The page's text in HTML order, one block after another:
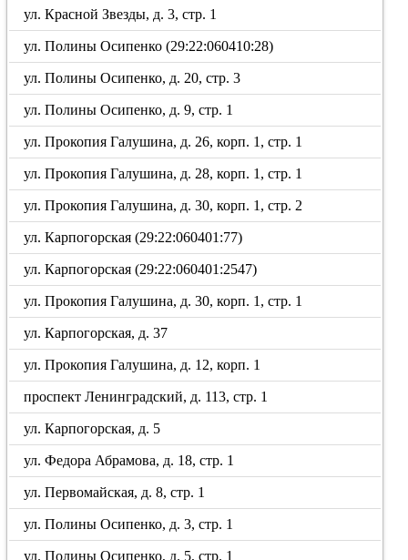
ул. Красной Звезды, д. 3, стр. 1
ул. Полины Осипенко (29:22:060410:28)
ул. Полины Осипенко, д. 20, стр. 3
ул. Полины Осипенко, д. 9, стр. 1
ул. Прокопия Галушина, д. 26, корп. 1, стр. 1
ул. Прокопия Галушина, д. 28, корп. 1, стр. 1
ул. Прокопия Галушина, д. 30, корп. 1, стр. 2
ул. Карпогорская (29:22:060401:77)
ул. Карпогорская (29:22:060401:2547)
ул. Прокопия Галушина, д. 30, корп. 1, стр. 1
ул. Карпогорская, д. 37
ул. Прокопия Галушина, д. 12, корп. 1
проспект Ленинградский, д. 113, стр. 1
ул. Карпогорская, д. 5
ул. Федора Абрамова, д. 18, стр. 1
ул. Первомайская, д. 8, стр. 1
ул. Полины Осипенко, д. 3, стр. 1
ул. Полины Осипенко, д. 5, стр. 1